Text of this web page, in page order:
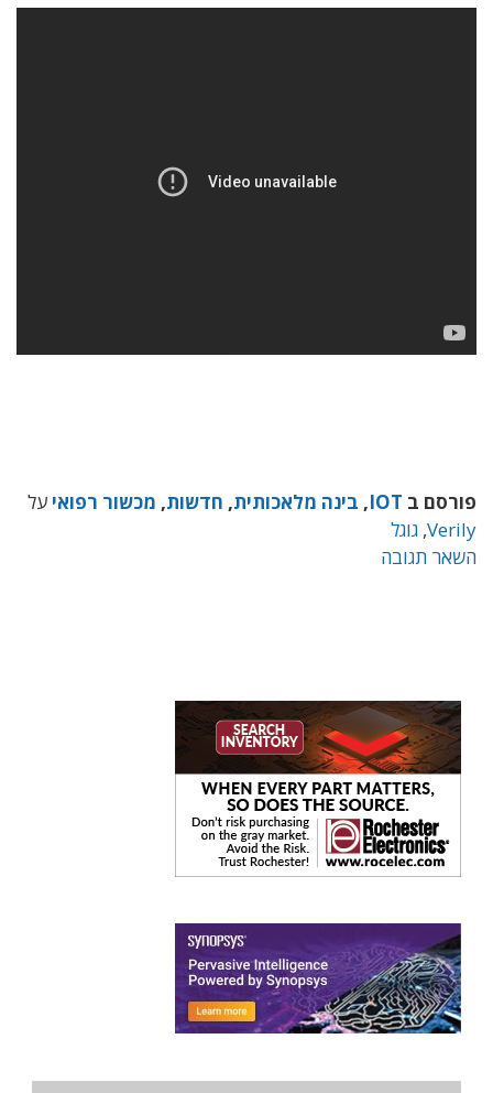
פורסם ב IOT
, בינה מלאכותית, חדשות, מכשור רפואי על
Verily
, גוגל
השאר תגובה